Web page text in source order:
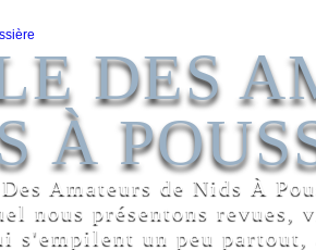
DES
À
Amateurs de Nids À
nous présentons revues,
s'empilent un peu